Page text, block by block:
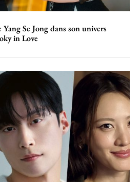
Se Jong dans son univers
in Love